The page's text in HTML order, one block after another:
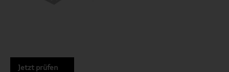
Jetzt prüfen